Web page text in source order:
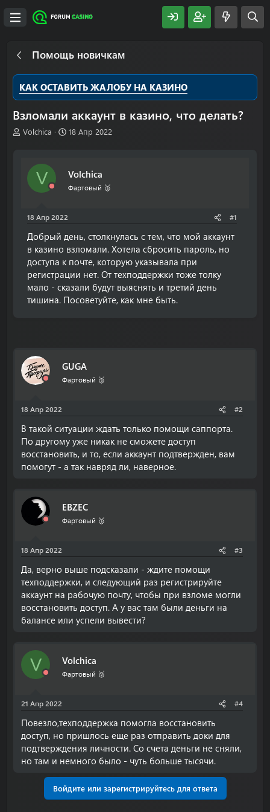
Помощь новичкам
КАК ОСТАВИТЬ ЖАЛОБУ НА КАЗИНО
Взломали аккаунт в казино, что делать?
А
ы
Volchica
Д
н
а
18 Апр 2022
V Volchica
Фартовый 🥈
18 Апр 2022 #1
Добрый день, столкнулась с тем, что мой аккаунт
в казино взломали. Хотела сбросить пароль, но
доступа к почте, которую указывала при
регистрации нет. От техподдержки тоже толку
мало - сказали будут выяснять и третий день
тишина. Посоветуйте, как мне быть.
GUGA
Фартовый 🥉
18 Апр 2022 #2
В такой ситуации ждать только помощи саппорта.
По другому уже никак не сможете доступ
восстановить, и то, если аккаунт подтвержден, вам
помогут - а так навряд ли, наверное.
EBZEC
Фартовый 🥉
18 Апр 2022 #3
Да, верно выше подсказали - ждите помощи
техподдержки, и следующий раз регистрируйте
аккаунт на рабочую почту, чтобы при взломе могли
восстановить доступ. А у вас там были деньги на
балансе или успели вывести?
V Volchica
Фартовый 🥈
21 Апр 2022 #4
Повезло,техподдержка помогла восстановить
доступ, но пришлось еще раз отправить доки для
подтверждения личности. Со счета деньги не сняли,
но там и немного было - чуть больше тысячи.
Войдите или зарегистрируйтесь для ответа